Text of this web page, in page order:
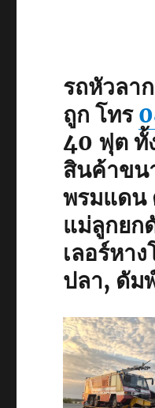
รถหัวลา
ถูก โทร
40 ฟุต ทั้
สินค้าขน
พรมแดน
แม่ลูกยก
เลอร์หา
ปลา, ดัม